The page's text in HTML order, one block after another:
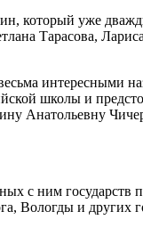
который уже
Тарасова,
интересными
школы и
Анатольевну
с ним
Вологды и других